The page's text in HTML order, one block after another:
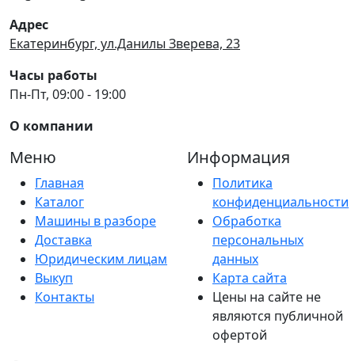
Адрес
Екатеринбург, ул.Данилы Зверева, 23
Часы работы
Пн-Пт, 09:00 - 19:00
О компании
Меню
Главная
Каталог
Машины в разборе
Доставка
Юридическим лицам
Выкуп
Контакты
Информация
Политика
конфиденциальности
Обработка
персональных
данных
Карта сайта
Цены на сайте не
являются публичной
офертой